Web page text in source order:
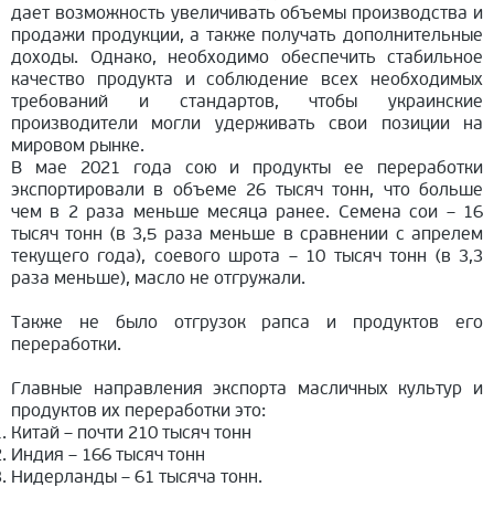
дает возможность увеличивать объемы производства и
продажи продукции, а также получать дополнительные
доходы. Однако, необходимо обеспечить стабильное
качество продукта и соблюдение всех необходимых
требований и стандартов, чтобы украинские
производители могли удерживать свои позиции на
мировом рынке.
В мае 2021 года сою и продукты ее переработки
экспортировали в объеме 26 тысяч тонн, что больше
чем в 2 раза меньше месяца ранее. Семена сои – 16
тысяч тонн (в 3,5 раза меньше в сравнении с апрелем
текущего года), соевого шрота – 10 тысяч тонн (в 3,3
раза меньше), масло не отгружали.
Также не было отгрузок рапса и продуктов его
переработки.
Главные направления экспорта масличных культур и
продуктов их переработки это:
Китай – почти 210 тысяч тонн
Индия – 166 тысяч тонн
Нидерланды – 61 тысяча тонн.